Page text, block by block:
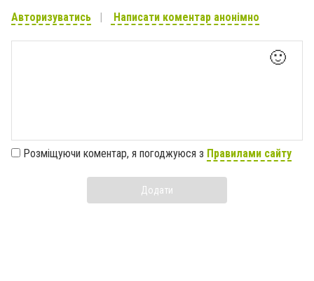
Авторизуватись Написати коментар анонімно
🙂
Розміщуючи коментар, я погоджуюся з Правилами сайту
Додати